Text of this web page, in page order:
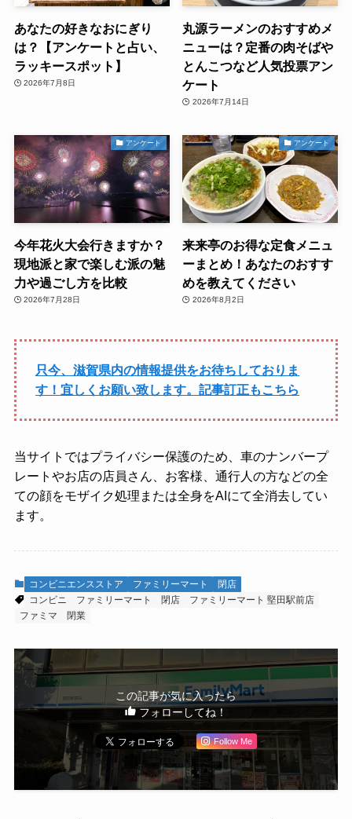
あなたの好きなおにぎり
は？【アンケートと占い、
ラッキースポット】
2026年7月8日
丸源ラーメンのおすすめメ
ニューは？定番の肉そばや
とんこつなど人気投票アン
ケート
2026年7月14日
アンケート
今年花火大会行きますか？
現地派と家で楽しむ派の魅
力や過ごし方を比較
2026年7月28日
アンケート
来来亭のお得な定食メニュ
ーまとめ！あなたのおすす
めを教えてください
2026年8月2日
只今、滋賀県内の情報提供をお待ちしておりま
す！宜しくお願い致します。記事訂正もこちら
当サイトではプライバシー保護のため、車のナンバープ
レートやお店の店員さん、お客様、通行人の方などの全
ての顔をモザイク処理または全身をAIにて全消去してい
ます。
コンビニエンスストア ファミリーマート
閉店
コンビニ
ファミリーマート 閉店
ファミリーマート 堅田駅前店
ファミマ
閉業
この記事が気に入ったら
フォローしてね！
Follow Me